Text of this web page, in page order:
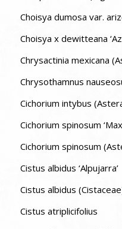
Choisya dumosa var.
Choisya x dewitteana
Chrysactinia mexicana
Chrysothamnus
Cichorium intybus
Cichorium spinosum
Cichorium spinosum
Cistus albidus ‘Alpujarra’
Cistus albidus
Cistus atriplicifolius